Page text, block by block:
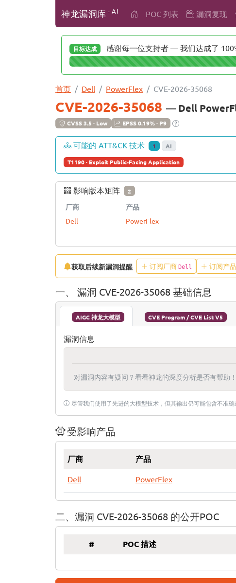
神龙漏洞库 - AI POC 列表 漏洞复现
目标达成 感谢每一位支持者 — 我们达成了
首页 Dell PowerFlex CVE-2026-35068
CVE-2026-35068 — Dell
CVSS 3.5 · Low EPSS 0.19% · P9
可能的 ATT&CK 技术 1 AI
T1190 · Exploit Public-Facing Application
影响版本矩阵 2
厂商 产品
Dell
PowerFlex
获取后续新漏洞提醒 订阅厂商 Dell 订阅产品
一、 漏洞 CVE-2026-35068 基础信息
AIGC 神龙大模型 CVE Program / CVE List V5
漏洞信息
对漏洞内容有疑问？看看神龙的深度分析是否有帮助！
尽管我们使用了先进的大模型技术，但其输出仍可能包含不准
受影响产品
厂商 产品
Dell PowerFlex
二、漏洞 CVE-2026-35068 的公开POC
# POC 描述